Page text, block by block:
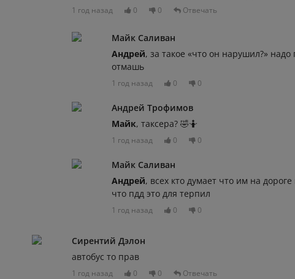
1 год назад 0 0 Отвечать
Майк Саливан
Андрей, за такое «что он нарушил?»
отмашь
1 год назад 0 0
Андрей Трофимов
Майк, таксера? 🤣🤷
1 год назад 0 0
Майк Саливан
Андрей, всех кто думает что им на
что пдд это для терпил
1 год назад 0 0
Сирентий Дэлон
автобус то прав
1 год назад 0 0 Отвечать